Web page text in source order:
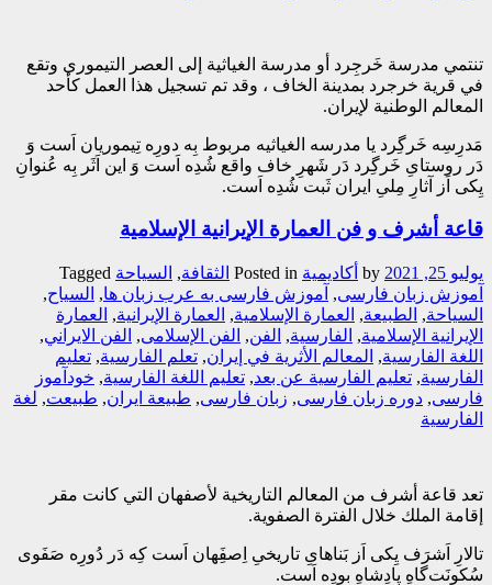
تنتمي مدرسة خَرجِرد أو مدرسة الغياثية إلى العصر التيموري وتقع
في قرية خرجرد بمدينة الخاف ، وقد تم تسجيل هذا العمل كأحد
المعالم الوطنية لإيران.
مَدرِسِه خَرگِرد یا مدرسه الغیاثیه مربوط بِه دورِه تِیموریان اَست وَ
دَر روستایِ خَرگِرد دَر شَهرِ خاف واقع شُدِه اَست وَ این اَثَر بِه عُنوانِ
یِکی اَز آثارِ مِلیِ ایران ثَبت شُدِه اَست.
قاعة أشرف و فن العمارة الإیرانیة الإسلامیة
يوليو 25, 2021 أکادیمیة Posted in الثقافة, السیاحة Tagged
آموزش زبان فارسی, آموزش فارسی به عرب زبان ها, السیاح,
السیاحة, الطبیعة, العمارة الإسلامیة, العمارة الإیرانیة, العمارة
الإیرانیة الإسلامیة, الفارسیة, الفن, الفن الإسلامی, الفن الایراني,
اللغة الفارسیة, المعالم الأثریة في إیران, تعلم الفارسیة, تعلیم
الفارسیة, تعلیم الفارسیة عن بعد, تعلیم اللغة الفارسیة, خودآموز
فارسی, دوره زبان فارسی, زبان فارسی, طبیعة ایران, طبیعت, لغة
الفارسیة
تعد قاعة أشرف من المعالم التاريخية لأصفهان التي كانت مقر
إقامة الملك خلال الفترة الصفوية.
تالارِ اَشرَف یِکی اَز بَناهایِ تاریخیِ اِصفَِهان اَست کِه دَر دُورِه صَفَوی
سُکونَت‌گاهِ پادِشاهِ بودِه اَست.